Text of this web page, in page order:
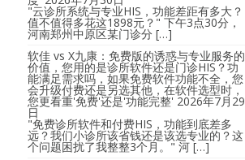
"云诊所系统与专业HIS，功能差距有多大？
值不值得多花这1898元？" 下午3点30分，
河南郑州中原区某门诊分 […]
软佳 vs X九康：免费版的诱惑与专业服务的
价值，您用的是诊所软件还是门诊HIS？功
能满足需求吗，如果免费软件功能不全，您
会升级付费还是另选其他，在软件选型时，
您更看重'免费'还是'功能完整' 2026年7月29
日
"免费诊所软件和付费HIS，功能到底差多
远？我们小诊所该省钱还是该选专业的？这
个问题困扰了我整整3个月。" 河 […]